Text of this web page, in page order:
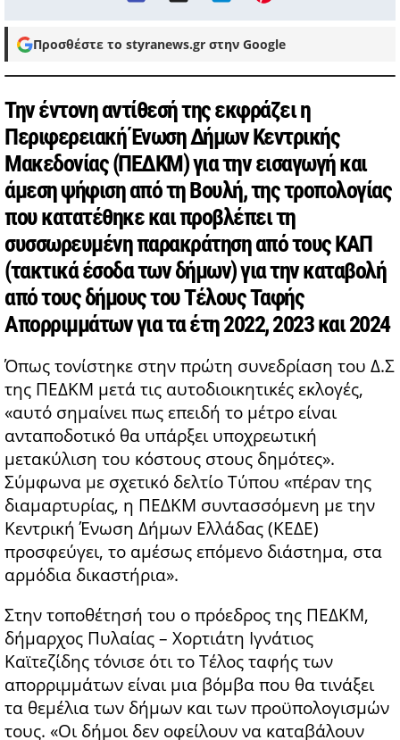
Προσθέστε το styranews.gr στην Google
Την έντονη αντίθεσή της εκφράζει η
Περιφερειακή Ένωση Δήμων Κεντρικής
Μακεδονίας (ΠΕΔΚΜ) για την εισαγωγή και
άμεση ψήφιση από τη Βουλή, της τροπολογίας
που κατατέθηκε και προβλέπει τη
συσσωρευμένη παρακράτηση από τους ΚΑΠ
(τακτικά έσοδα των δήμων) για την καταβολή
από τους δήμους του Τέλους Ταφής
Απορριμμάτων για τα έτη 2022, 2023 και 2024
Όπως τονίστηκε στην πρώτη συνεδρίαση του Δ.Σ
της ΠΕΔΚΜ μετά τις αυτοδιοικητικές εκλογές,
«αυτό σημαίνει πως επειδή το μέτρο είναι
ανταποδοτικό θα υπάρξει υποχρεωτική
μετακύλιση του κόστους στους δημότες».
Σύμφωνα με σχετικό δελτίο Τύπου «πέραν της
διαμαρτυρίας, η ΠΕΔΚΜ συντασσόμενη με την
Κεντρική Ένωση Δήμων Ελλάδας (ΚΕΔΕ)
προσφεύγει, το αμέσως επόμενο διάστημα, στα
αρμόδια δικαστήρια».
Στην τοποθέτησή του ο πρόεδρος της ΠΕΔΚΜ,
δήμαρχος Πυλαίας – Χορτιάτη Ιγνάτιος
Καϊτεζίδης τόνισε ότι το Τέλος ταφής των
απορριμμάτων είναι μια βόμβα που θα τινάξει
τα θεμέλια των δήμων και των προϋπολογισμών
τους. «Οι δήμοι δεν οφείλουν να καταβάλουν